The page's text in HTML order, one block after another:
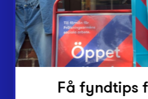
Inlämningsplatser
Om Myrorna
Lediga jobb
Pressrum
Få fyndtips